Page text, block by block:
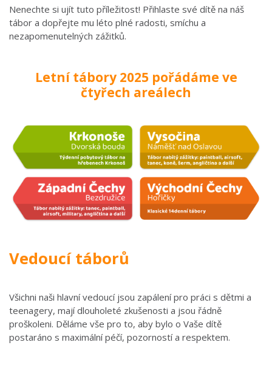
Nenechte si ujít tuto příležitost! Přihlaste své dítě na náš
tábor a dopřejte mu léto plné radosti, smíchu a
nezapomenutelných zážitků.
Letní tábory 2025 pořádáme ve
čtyřech areálech
Vedoucí táborů
Všichni naši hlavní vedoucí jsou zapálení pro práci s dětmi a
teenagery, mají dlouholeté zkušenosti a jsou řádně
proškoleni. Děláme vše pro to, aby bylo o Vaše dítě
postaráno s maximální péčí, pozorností a respektem.